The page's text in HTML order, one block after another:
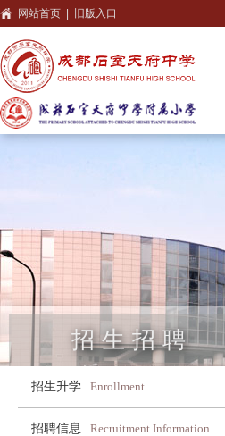
网站首页 旧版入口
招生招聘
招生升学 Enrollment
招聘信息 Recruitment Information